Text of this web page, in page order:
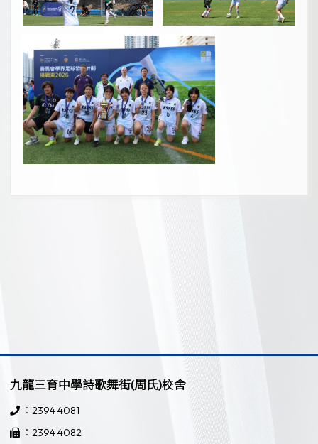
九龍三育中學詩歌舞街(周氏)校舍
：2394 4081
：2394 4082